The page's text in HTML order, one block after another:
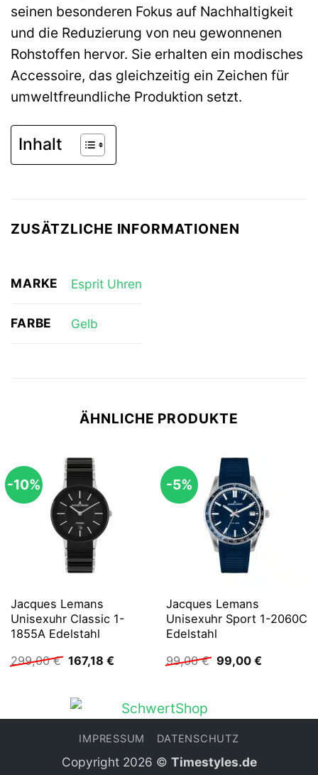
seinen besonderen Fokus auf Nachhaltigkeit
und die Reduzierung von neu gewonnenen
Rohstoffen hervor. Sie erhalten ein modisches
Accessoire, das gleichzeitig ein Zeichen für
umweltfreundliche Produktion setzt.
Inhalt
ZUSÄTZLICHE INFORMATIONEN
MARKE Esprit Uhren
FARBE Gelb
ÄHNLICHE PRODUKTE
-10%
Jacques Lemans
Unisexuhr Classic 1-
1855A Edelstahl
299,00€ Ursprünglicher
Preis
167,18 €Aktueller
-5%
Jacques Lemans
Unisexuhr Sport 1-2060C
Edelstahl
99,00€ Ursprünglicher
Preis
99,00 €Aktueller
IMPRESSUM DATENSCHUTZ
Copyright 2026 © Timestyles.de